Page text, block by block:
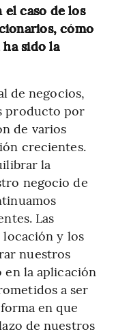
el caso de los
cómo
sido la
de negocios,
producto por
de varios
crecientes.
la
negocio de
Las
locación y los
nuestros
la aplicación
a ser
en que
de nuestros